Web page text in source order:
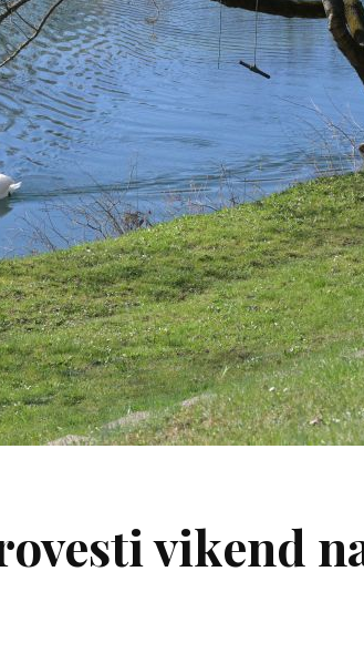
vikend